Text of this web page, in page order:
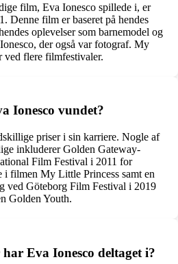
film, Eva Ionesco spillede i, er
Denne film er baseret på hendes
oplevelser som barnemodel og
der også var fotograf. My
ved flere filmfestivaler.
Ionesco vundet?
priser i sin karriere. Nogle af
inkluderer Golden Gateway-
Film Festival i 2011 for
i filmen My Little Princess samt en
ved Göteborg Film Festival i 2019
Golden Youth.
Eva Ionesco deltaget i?